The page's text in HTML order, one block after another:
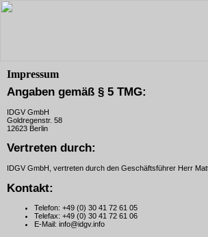
Impressum
Angaben gemäß § 5 TMG:
IDGV GmbH
Goldregenstr. 58
12623 Berlin
Vertreten durch:
IDGV GmbH, vertreten durch den Geschäftsführer Herr
Kontakt:
Telefon: +49 (0) 30 41 72 61 05
Telefax: +49 (0) 30 41 72 61 06
E-Mail: info@idgv.info